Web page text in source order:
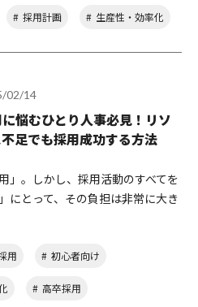
採用計画 生産性・効率化
02/14
悩むひとり人事必見！リソ
足でも採用成功する方法
」。しかし、採用活動のすべてを
にとって、その負担は非常に大き
用 初心者向け
高卒採用